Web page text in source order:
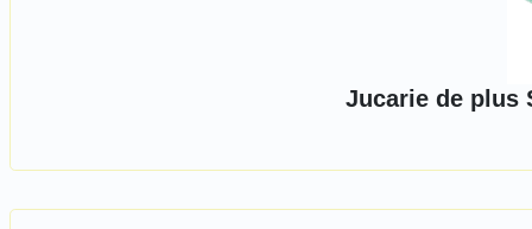
Jucarie de plus